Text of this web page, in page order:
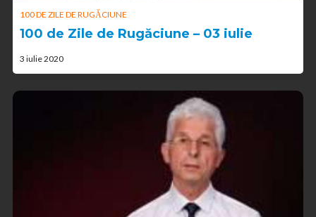
100 DE ZILE DE RUGĂCIUNE
100 de Zile de Rugăciune – 03 iulie
3 iulie 2020